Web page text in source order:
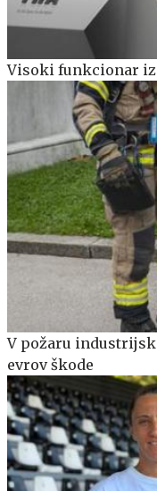
Visoki funkcionar iz
V požaru
evrov škode